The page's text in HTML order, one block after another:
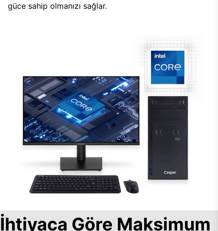
güce sahip olmanızı sağlar.
İhtiyaca Göre Maksimum